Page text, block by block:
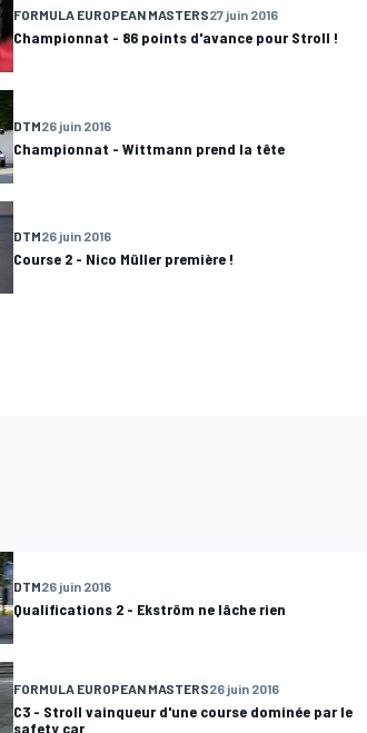
FORMULA EUROPEAN MASTERS27 juin 2016
Championnat - 86 points d'avance pour Stroll !
DTM26 juin 2016
Championnat - Wittmann prend la tête
DTM26 juin 2016
Course 2 - Nico Müller première !
DTM26 juin 2016
Qualifications 2 - Ekström ne lâche rien
FORMULA EUROPEAN MASTERS26 juin 2016
C3 - Stroll vainqueur d'une course dominée par le
safety car